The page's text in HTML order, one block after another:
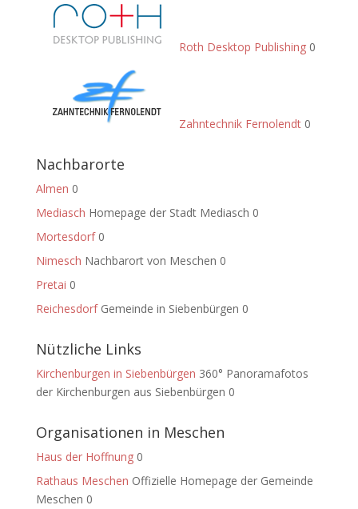
Roth Desktop Publishing0
Zahntechnik Fernolendt0
Nachbarorte
Almen 0
Mediasch Homepage der Stadt Mediasch 0
Mortesdorf0
Nimesch Nachbarort von Meschen 0
Pretai 0
ReichesdorfGemeinde in Siebenbürgen 0
Nützliche Links
Kirchenburgen in Siebenbürgen 360° Panoramafotos
der Kirchenburgen aus Siebenbürgen 0
Organisationen in Meschen
Haus der Hoffnung0
Rathaus Meschen Offizielle Homepage der Gemeinde
Meschen 0